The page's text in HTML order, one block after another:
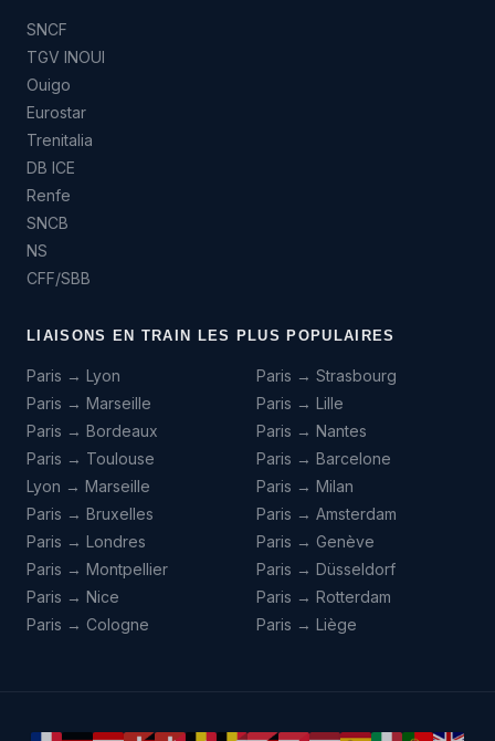
SNCF
TGV INOUI
Ouigo
Eurostar
Trenitalia
DB ICE
Renfe
SNCB
NS
CFF/SBB
LIAISONS EN TRAIN LES PLUS POPULAIRES
Paris → Lyon
Paris → Marseille
Paris → Bordeaux
Paris → Toulouse
Lyon → Marseille
Paris → Bruxelles
Paris → Londres
Paris → Montpellier
Paris → Nice
Paris → Cologne
Paris → Strasbourg
Paris → Lille
Paris → Nantes
Paris → Barcelone
Paris → Milan
Paris → Amsterdam
Paris → Genève
Paris → Düsseldorf
Paris → Rotterdam
Paris → Liège